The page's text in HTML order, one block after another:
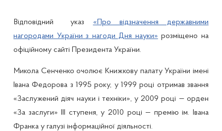
Відповідний указ «Про відзначення державними
нагородами України з нагоди Дня науки» розміщено на
офіційному сайті Президента України.
Микола Сенченко очолює Книжкову палату України імені
Івана Федорова з 1995 року, у 1999 році отримав звання
«Заслужений діяч науки і техніки», у 2009 році — орден
«За заслуги» ІІІ ступеня, у 2010 році — премію ім. Івана
Франка у галузі інформаційної діяльності.